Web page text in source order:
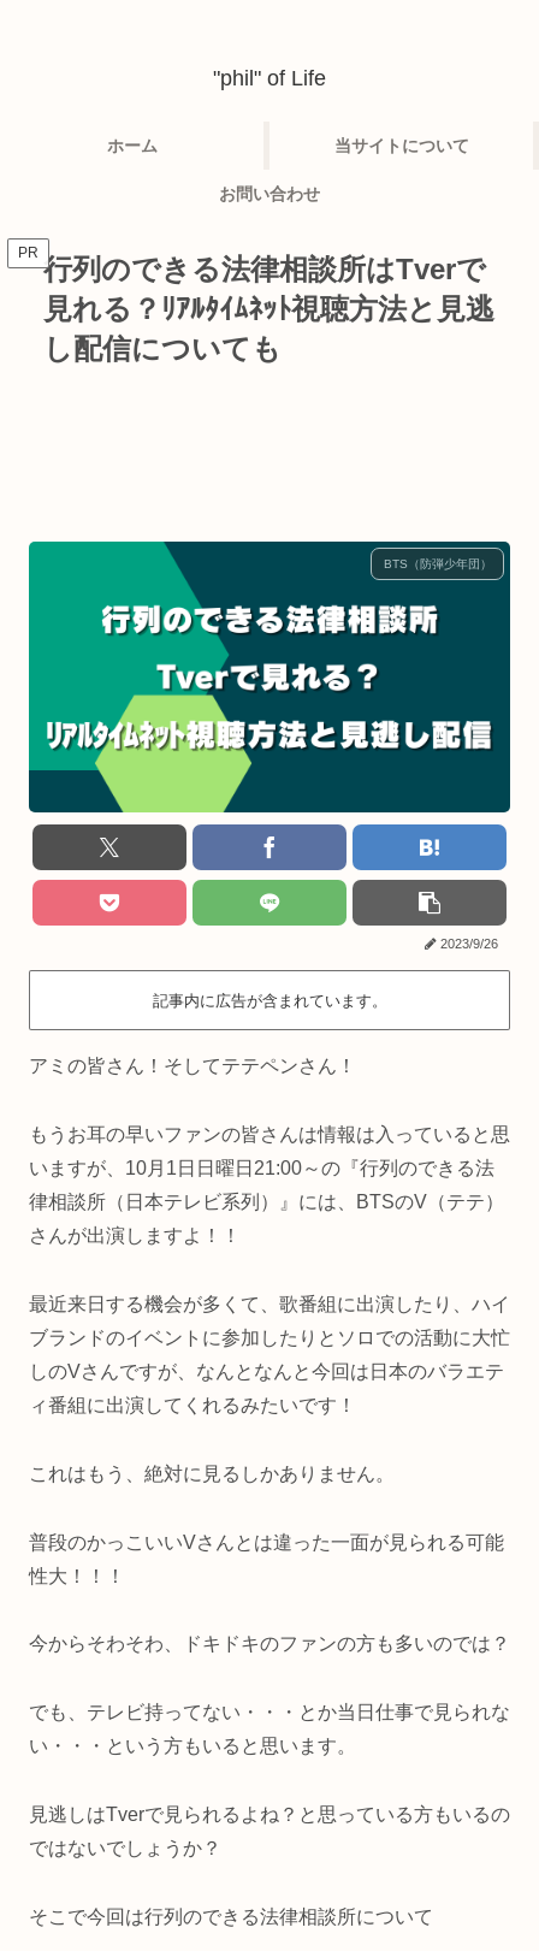
"phil" of Life
ホーム 当サイトについて
お問い合わせ
PR 行列のできる法律相談所はTverで
見れる？ﾘｱﾙﾀｲﾑﾈｯﾄ視聴方法と見逃
し配信についても
BTS（防弾少年団）
2023/9/26
記事内に広告が含まれています。
アミの皆さん！そしてテテペンさん！
もうお耳の早いファンの皆さんは情報は入っていると思
いますが、10月1日日曜日21:00～の『行列のできる法
律相談所（日本テレビ系列）』には、BTSのV（テテ）
さんが出演しますよ！！
最近来日する機会が多くて、歌番組に出演したり、ハイ
ブランドのイベントに参加したりとソロでの活動に大忙
しのVさんですが、なんとなんと今回は日本のバラエテ
ィ番組に出演してくれるみたいです！
これはもう、絶対に見るしかありません。
普段のかっこいいVさんとは違った一面が見られる可能
性大！！！
今からそわそわ、ドキドキのファンの方も多いのでは？
でも、テレビ持ってない・・・とか当日仕事で見られな
い・・・という方もいると思います。
見逃しはTverで見られるよね？と思っている方もいるの
ではないでしょうか？
そこで今回は行列のできる法律相談所について